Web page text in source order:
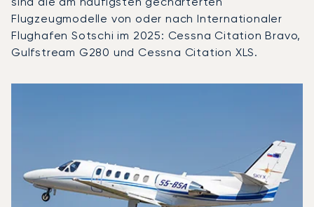
Flugzeugmodelle von oder nach Internationaler
Flughafen Sotschi im 2025: Cessna Citation Bravo,
Gulfstream G280 und Cessna Citation XLS.